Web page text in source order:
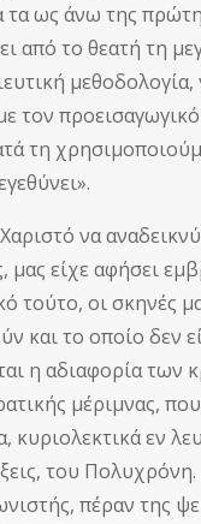
ως άνω της
από το θεατή τη
μεθοδολογία,
τον
τη
να
είχε αφήσει
τούτο, οι σκηνές
και το οποίο δεν
η αδιαφορία των
μέριμνας,
κυριολεκτικά εν
του
πέραν της